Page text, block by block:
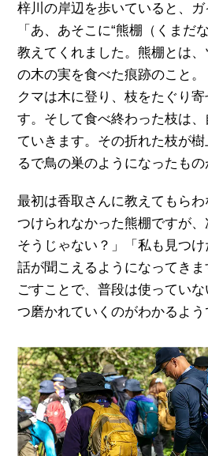
梓川の岸辺を歩いていると、
「あ、あそこに“熊棚（くまだ
教えてくれました。熊棚とは
の木の実を食べた痕跡のこと。
クマは木に登り、枝をたぐり
す。そして食べ終わった枝は
ていきます。その折れた枝が
るで鳥の巣のようになったもの
最初は香取さんに教えてもら
つけられなかった熊棚ですが
そうじゃない？」「私も見つ
話が聞こえるようになってき
ごすことで、普段は使ってい
つ磨かれていくのがわかるよう